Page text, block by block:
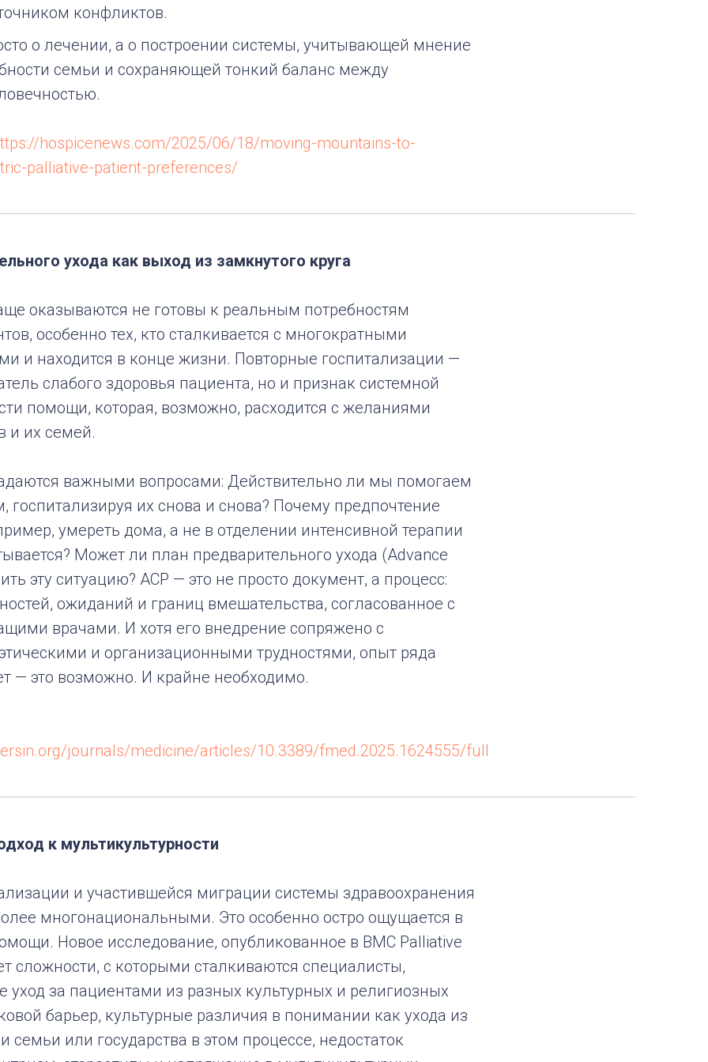
конфликтов.
о лечении, а о построении системы, учитывающей мнение
семьи и сохраняющей тонкий баланс между
hospicenews.com/2025/06/18/moving-mountains-to-
palliative-patient-preferences/
ухода как выход из замкнутого круга
оказываются не готовы к реальным потребностям
особенно тех, кто сталкивается с многократными
и находится в конце жизни. Повторные госпитализации —
слабого здоровья пациента, но и признак системной
помощи, которая, возможно, расходится с желаниями
и их семей.
важными вопросами: Действительно ли мы помогаем
их снова и снова? Почему предпочтение
умереть дома, а не в отделении интенсивной терапии
Может ли план предварительного ухода (Advance
эту ситуацию? ACP — это не просто документ, а процесс:
ожиданий и границ вмешательства, согласованное с
врачами. И хотя его внедрение сопряжено с
и организационными трудностями, опыт ряда
— это возможно. И крайне необходимо.
journals/medicine/articles/10.3389/fmed.2025.1624555/full
к мультикультурности
и участившейся миграции системы здравоохранения
многонациональными. Это особенно остро ощущается в
Новое исследование, опубликованное в BMC Palliative
сложности, с которыми сталкиваются специалисты,
за пациентами из разных культурных и религиозных
барьер, культурные различия в понимании как ухода из
семьи или государства в этом процессе, недостаток